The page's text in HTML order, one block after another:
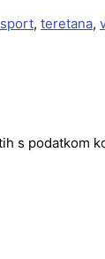
sport, teretana,
s podatkom